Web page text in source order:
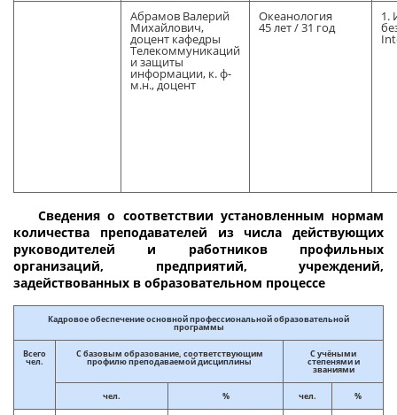
Абрамов Валерий
Михайлович,
доцент кафедры
Телекоммуникаций
и защиты
информации, к. ф-
м.н., доцент
Океанология
45 лет / 31 год
1.
Сведения о соответствии установленным нормам
количества преподавателей из числа действующих
руководителей и работников профильных
организаций, предприятий, учреждений,
задействованных в образовательном процессе
Кадровое обеспечение основной профессиональной образовательной
программы
Всего
чел.
С базовым образование, соответствующим
профилю преподаваемой дисциплины
С учёными
степенями и
званиями
чел. % чел. %